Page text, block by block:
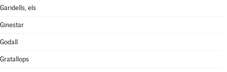
Garidells, els
Ginestar
Godall
Gratallops